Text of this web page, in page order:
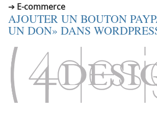
E-commerce
AJOUTER UN BOUTON
UN DON» DANS